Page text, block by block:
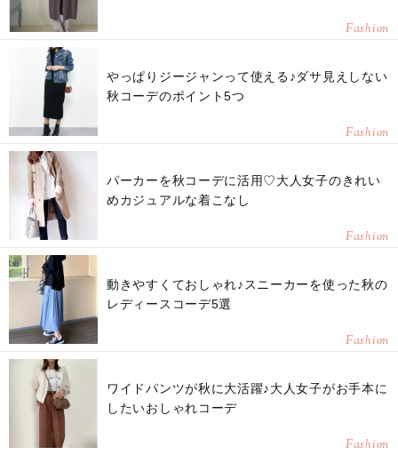
Fashion
やっぱりジージャンって使える♪ダサ見えしない
秋コーデのポイント5つ
Fashion
パーカーを秋コーデに活用♡大人女子のきれい
めカジュアルな着こなし
Fashion
動きやすくておしゃれ♪スニーカーを使った秋の
レディースコーデ5選
Fashion
ワイドパンツが秋に大活躍♪大人女子がお手本に
したいおしゃれコーデ
Fashion